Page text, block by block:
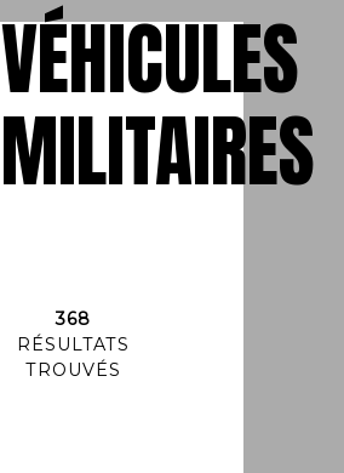
VÉHICULES
MILITAIRES
368
RÉSULTATS
TROUVÉS